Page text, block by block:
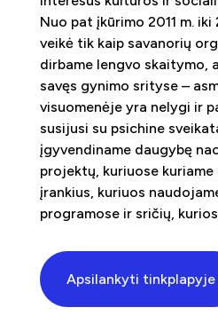
Nuo pat įkūrimo 2011 m.
veikė tik kaip savanorių
dirbame lengvo skaitymo,
savęs gynimo srityse –
visuomenėje yra nelygi ir
susijusi su psichine
įgyvendiname daugybę
projektų, kuriuose kuriame
įrankius, kuriuos
programose ir sričių,
Apsilankyti tinkplapyje